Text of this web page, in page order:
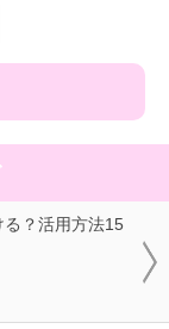
？活用方法15